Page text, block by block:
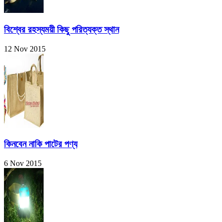
বিশ্বের রহস্যময়ী কিছু পরিত্যক্ত স্থান
12 Nov 2015
কিনবেন নাকি পাটের পণ্য
6 Nov 2015